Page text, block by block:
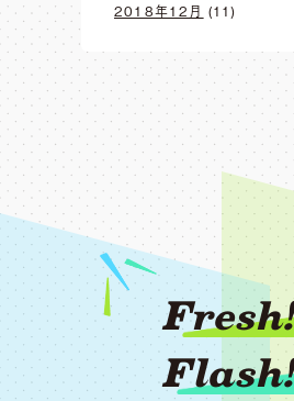
2018年12月 (11)
Fresh!
Flash!